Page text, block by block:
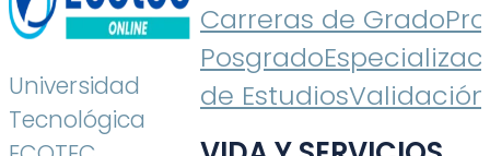
Universidad
Tecnológica
Carreras de Grado
Posgrado
de Estudios